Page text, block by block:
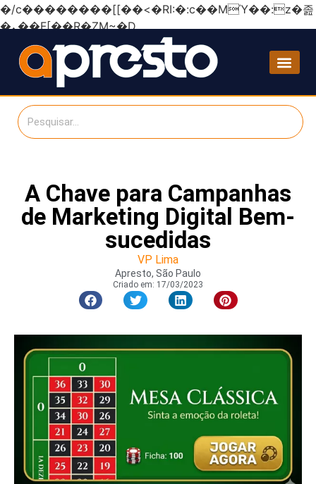
�/c��������[[��<�RI:�:c��MΎ��:z�졾
�ܢ��F[��R�ZM~�D
A Chave para Campanhas
de Marketing Digital Bem-
sucedidas
VP Lima
Apresto, São Paulo
Criado em: 17/03/2023